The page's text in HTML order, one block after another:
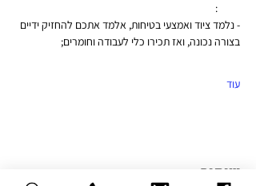
:
- נלמד ציוד ואמצעי בטיחות, אלמד אתכם להחזיק ידיים
בצורה נכונה, ואז תכירו כלי לעבודה וחומרים;
עוד
שיתוף